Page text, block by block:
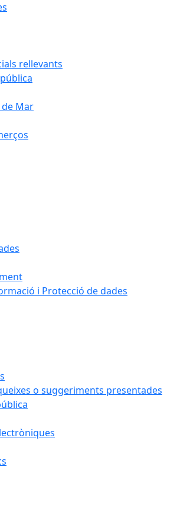
rellevants
Mar
i Protecció de dades
o suggeriments presentades